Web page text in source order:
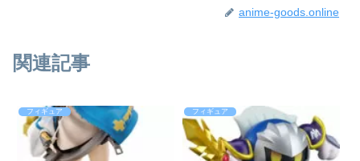
anime-goods.online
関連記事
フィギュア フィギュア